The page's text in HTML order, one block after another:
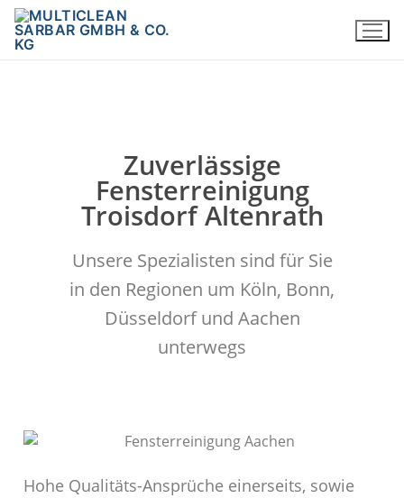
Zuverlässige
Fensterreinigung
Troisdorf Altenrath
Unsere Spezialisten sind für Sie
in den Regionen um Köln, Bonn,
Düsseldorf und Aachen
unterwegs
Hohe Qualitäts-Ansprüche einerseits, sowie